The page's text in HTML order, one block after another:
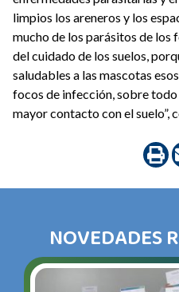
limpios los areneros y los
mucho de los parásitos de los
del cuidado de los suelos,
saludables a las mascotas
focos de infección, sobre
mayor contacto con el suelo”,
NOVEDADES